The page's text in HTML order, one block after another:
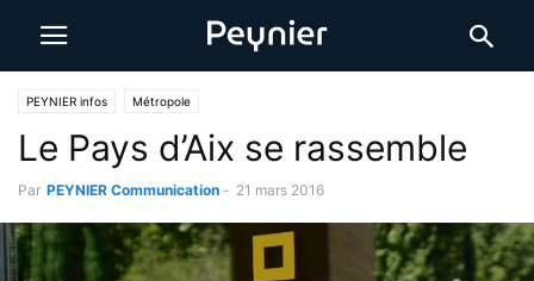
PEYNIER infos Métropole
Le Pays d’Aix se rassemble
Par PEYNIER Communication - 21 mars 2016